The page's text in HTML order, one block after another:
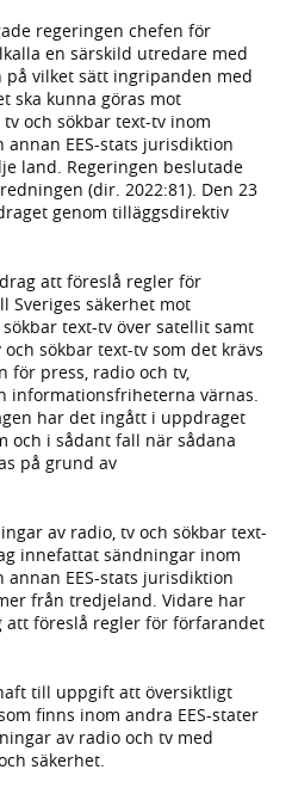
regeringen chefen för
en särskild utredare med
vilket sätt ingripanden med
ska kunna göras mot
och sökbar text-tv inom
EES-stats jurisdiktion
land. Regeringen beslutade
(dir. 2022:81). Den 23
genom tilläggsdirektiv
att föreslå regler för
Sveriges säkerhet mot
text-tv över satellit samt
sökbar text-tv som det krävs
press, radio och tv,
informationsfriheterna värnas.
har det ingått i uppdraget
och i sådant fall när sådana
på grund av
av radio, tv och sökbar text-
innefattat sändningar inom
EES-stats jurisdiktion
från tredjeland. Vidare har
föreslå regler för förfarandet
till uppgift att översiktligt
finns inom andra EES-stater
av radio och tv med
säkerhet.